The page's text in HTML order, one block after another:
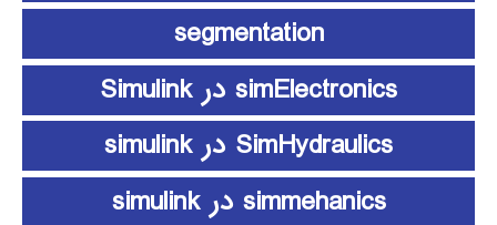
segmentation
simElectronics در Simulink
SimHydraulics در simulink
simmehanics در simulink